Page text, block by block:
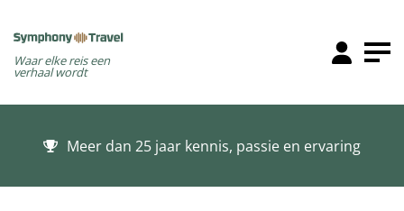
Waar elke reis een
verhaal wordt
Meer dan 25 jaar kennis, passie en ervaring